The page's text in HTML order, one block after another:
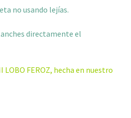
no usando lejías.
directamente el
FEROZ, hecha en nuestro